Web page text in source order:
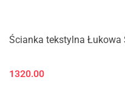
Ścianka tekstylna Łukowa
1320.00